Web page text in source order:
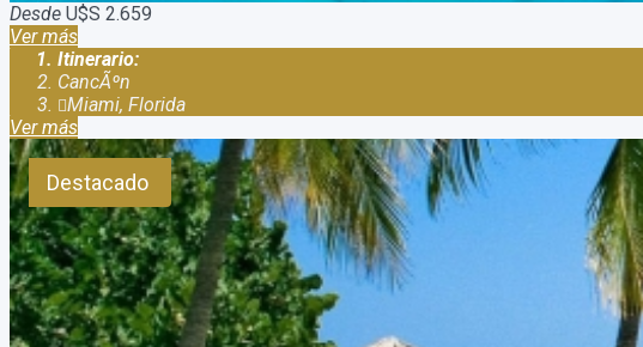
Desde U$S 2.659
Ver más
Itinerario:
CancÃºn
Miami, Florida
Ver más
Destacado